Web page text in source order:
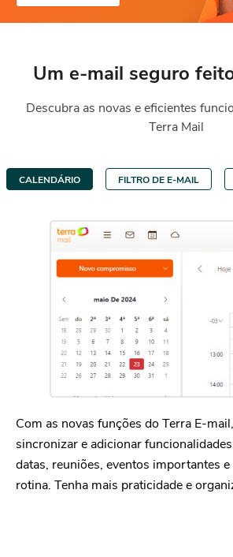
Um e-mail seguro
Descubra as novas e eficientes
Terra Mail
CALENDÁRIO FILTRO DE E-MAIL
Com as novas funções do Terra E-
sincronizar e adicionar
datas, reuniões, eventos importantes
rotina. Tenha mais praticidade e